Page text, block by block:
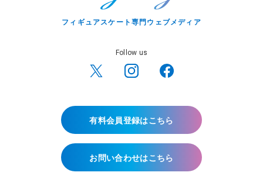
フィギュアスケート専門ウェブメディア
Follow us
有料会員登録はこちら
お問い合わせはこちら